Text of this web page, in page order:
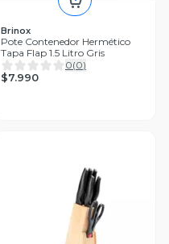
Brinox
Pote Contenedor Hermético
Tapa Flap 1.5 Litro Gris
0(0)
$7.990